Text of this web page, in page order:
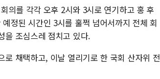
의를 각각 오후 2시와 3시로 연기하고 홍 후
정된 시간인 3시를 훌쩍 넘어서까지 전체 회
을 조심스레 점치고 있다.
채택하고, 이날 열리기로 한 국회 산자위 전